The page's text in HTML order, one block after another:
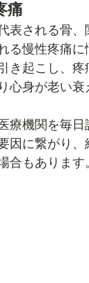
痛
される骨
慢性疼痛に
き起こし、疼
心身が老い
療機関を毎
因に繋がり
合もあります